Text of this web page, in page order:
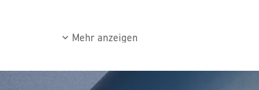
Mehr anzeigen